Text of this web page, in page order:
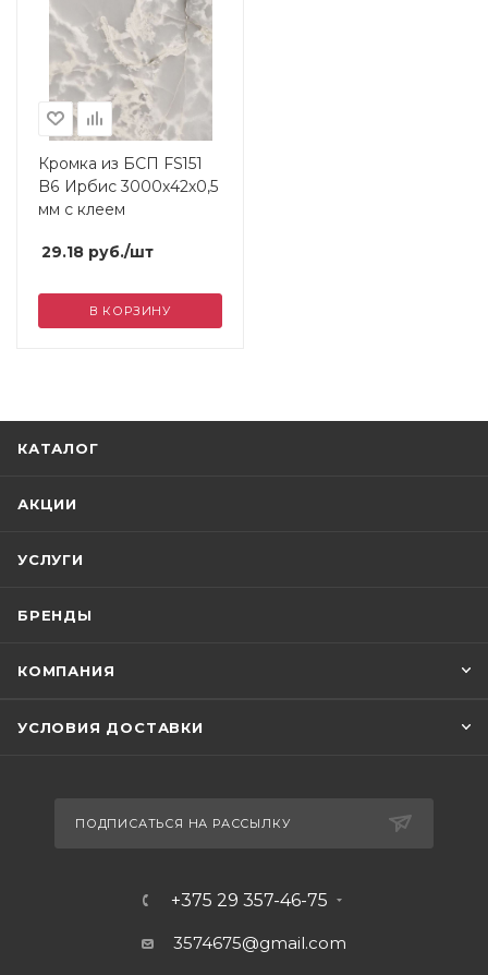
Кромка из БСП FS151
B6 Ирбис 3000х42х0,5
мм с клеем
29.18 руб./шт
В КОРЗИНУ
КАТАЛОГ
АКЦИИ
УСЛУГИ
БРЕНДЫ
КОМПАНИЯ
УСЛОВИЯ ДОСТАВКИ
ПОДПИСАТЬСЯ НА РАССЫЛКУ
+375 29 357-46-75
3574675@gmail.com